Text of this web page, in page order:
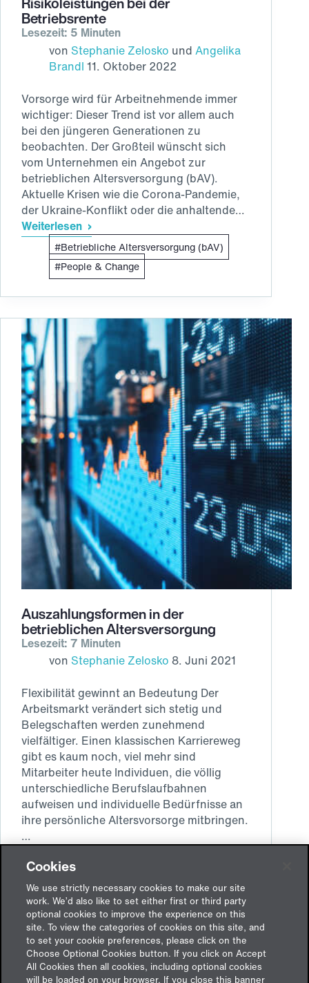
Betriebsrente
Lesezeit: 5 Minuten
von Stephanie Zelosko und Angelika
Brandl 11. Oktober 2022
Vorsorge wird für Arbeitnehmende immer
wichtiger: Dieser Trend ist vor allem auch
bei den jüngeren Generationen zu
beobachten. Der Großteil wünscht sich
vom Unternehmen ein Angebot zur
betrieblichen Altersversorgung (bAV).
Aktuelle Krisen wie die Corona-Pandemie,
der Ukraine-Konflikt oder die anhaltende…
Weiterlesen
Mitarbeitende
wünschen
Risikoleistungen
bei
Betriebsrente
Betriebliche Altersversorgung (bAV)
People & Change
Auszahlungsformen in der
betrieblichen Altersversorgung
Lesezeit: 7 Minuten
von Stephanie Zelosko 8. Juni 2021
Flexibilität gewinnt an Bedeutung Der
Arbeitsmarkt verändert sich stetig und
Belegschaften werden zunehmend
vielfältiger. Einen klassischen Karriereweg
gibt es kaum noch, viel mehr sind
Mitarbeiter heute Individuen, die völlig
unterschiedliche Berufslaufbahnen
aufweisen und individuelle Bedürfnisse an
ihre persönliche Altersvorsorge mitbringen.
…
Auszahlungsformen
in
der
betrieblichen
Altersversorgung
Betriebliche Altersversorgung (bAV)
Cookies
We use strictly necessary cookies to make our site
work. We’d also like to set either first or third party
optional cookies to improve the experience on this
site. To view the categories of cookies on this site, and
to set your cookie preferences, please click on the
Choose Optional Cookies button. If you click on Accept
All Cookies then all cookies, including optional cookies
will be loaded on your browser. If you close this banner